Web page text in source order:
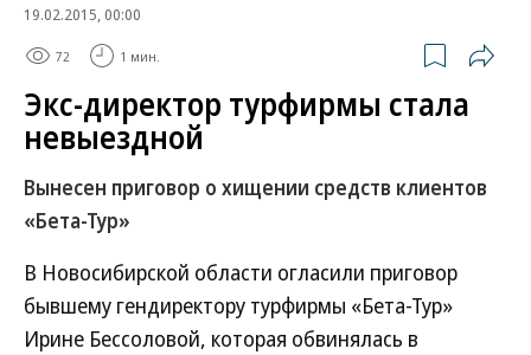
19.02.2015, 00:00
72 1 мин.
Экс-директор турфирмы стала
невыездной
Вынесен приговор о хищении средств клиентов
«Бета-Тур»
В Новосибирской области огласили приговор
бывшему гендиректору турфирмы «Бета-Тур»
Ирине Бессоловой, которая обвинялась в